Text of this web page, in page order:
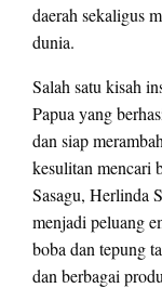
daerah sekaligus
dunia.
Salah satu kisah
Papua yang
dan siap
kesulitan mencari
Sasagu, Herlinda
menjadi peluang
boba dan tepung
dan berbagai